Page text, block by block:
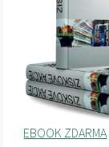
EBOOK ZDARMA